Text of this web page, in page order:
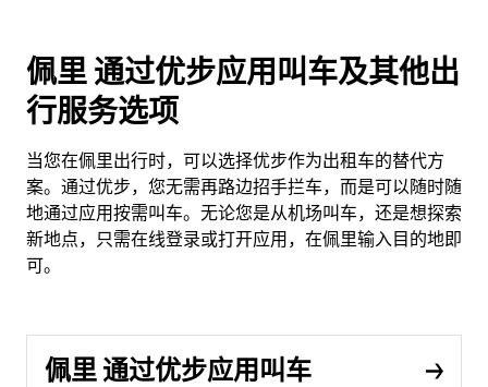
佩里 通过优步应用叫车及其他出
行服务选项
当您在佩里出行时，可以选择优步作为出租车的替代方
案。通过优步，您无需再路边招手拦车，而是可以随时随
地通过应用按需叫车。无论您是从机场叫车，还是想探索
新地点，只需在线登录或打开应用，在佩里输入目的地即
可。
佩里 通过优步应用叫车